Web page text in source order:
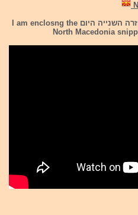
להלן הקדימון של צפון מקדוניה מהחזרה השנייה היום I am enclosng the
North Macedonia